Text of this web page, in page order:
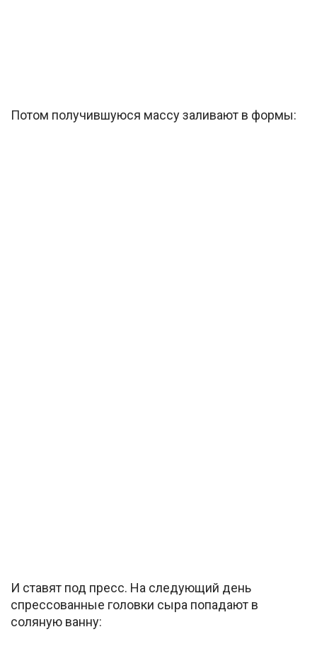
Потом получившуюся массу заливают в формы:
И ставят под пресс. На следующий день
спрессованные головки сыра попадают в
соляную ванну: